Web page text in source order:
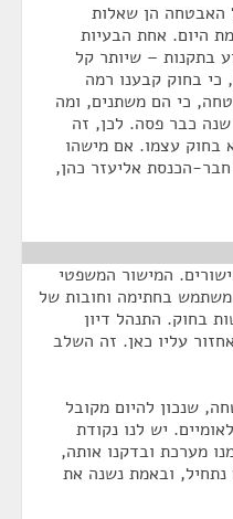
האבטחה הן שאלות
היום. אחת הבעיות
בתקנות – שיותר קל
כי בחוק קבענו רמה
כי הם משתנים, ומה
שנה כבר פסה. לכן, זה
בחוק עצמו. אם מישהו
הכנסת אליעזר כהן,
המישור המשפטי
בחתימה וחובות של
בחוק. התנהל דיון
עליו כאן. זה השלב
שנכון להיום מקובל
יש לנו נקודת
מערכת ובדקנו אותה,
ובאמת נשנה את